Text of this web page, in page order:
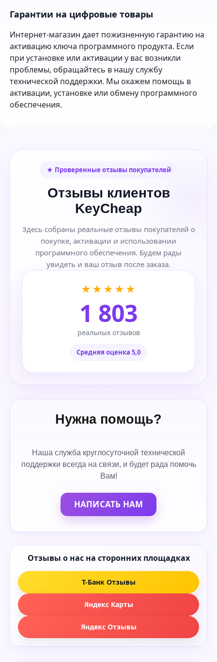
Гарантии на цифровые товары
Интернет-магазин дает пожизненную гарантию на
активацию ключа программного продукта. Если
при установке или активации у вас возникли
проблемы, обращайтесь в нашу службу
технической поддержки. Мы окажем помощь в
активации, установке или обмену программного
обеспечения.
★ Проверенные отзывы покупателей
Отзывы клиентов
KeyCheap
Здесь собраны реальные отзывы покупателей о
покупке, активации и использовании
программного обеспечения. Будем рады
увидеть и ваш отзыв после заказа.
★★★★★
1 803
реальных отзывов
Средняя оценка 5,0
Нужна помощь?
Наша служба круглосуточной технической
поддержки всегда на связи, и будет рада помочь
Вам!
НАПИСАТЬ НАМ
Отзывы о нас на сторонних площадках
Т-Банк Отзывы
Яндекс Карты
Яндекс Отзывы